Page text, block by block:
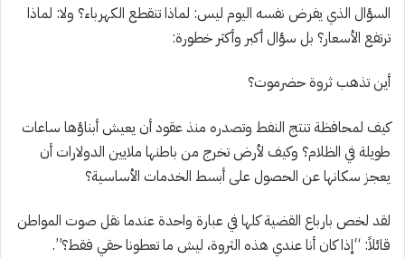
السؤال الذي يفرض نفسه اليوم ليس: لماذا تنقطع الكهرباء؟ ولا: لماذا
ترتفع الأسعار؟ بل سؤال أكبر وأكثر خطورة:
أين تذهب ثروة حضرموت؟
كيف لمحافظة تنتج النفط وتصدره منذ عقود أن يعيش أبناؤها ساعات
طويلة في الظلام؟ وكيف لأرض تخرج من باطنها ملايين الدولارات أن
يعجز سكانها عن الحصول على أبسط الخدمات الأساسية؟
لقد لخص بارباع القضية كلها في عبارة واحدة عندما نقل صوت المواطن
قائلاً: “إذا كان أنا عندي هذه الثروة، ليش ما تعطونا حقي فقط؟”.